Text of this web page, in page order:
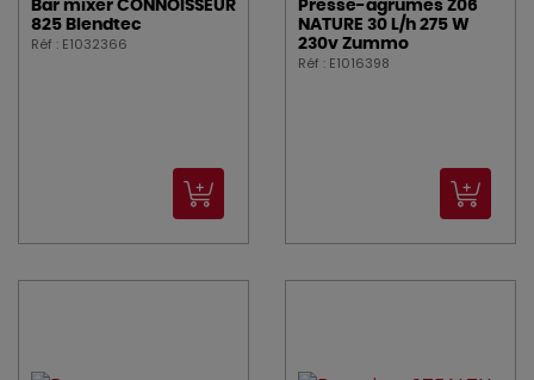
Bar mixer CONNOISSEUR
825 Blendtec
Réf : E1032366
Presse-agrumes Z06
NATURE 30 L/h 275 W
230v Zummo
Réf : E1016398